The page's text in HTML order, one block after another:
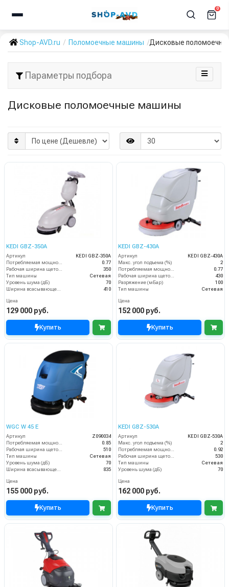
0
Shop-AVD.ru Поломоечные машины Дисковые
Параметры подбора
Дисковые поломоечные машины
KEDI GBZ-350A
Артикул
KEDI GBZ-350A
0.77
350
Тип машины
Сетевая
Уровень шума (дБ)
70
410
Цена
129 000 руб.
Купить
KEDI GBZ-430A
Артикул
KEDI GBZ-430A
Макс. угол подъема (%)
2
0.77
430
Разряжение (мБар)
100
Тип машины
Сетевая
Цена
152 000 руб.
Купить
WGC W 45 E
Артикул
Z090034
Потребляемая мощность (кВт)
0.85
Рабочая ширина щеток (мм)
510
Тип машины
Сетевая
Уровень шума (дБ)
70
Ширина всасывающей балки (мм)
835
Цена
155 000 руб.
Купить
KEDI GBZ-530A
Артикул
KEDI GBZ-530A
Макс. угол подъема (%)
2
Потребляемая мощность (кВт)
0.92
Рабочая ширина щеток (мм)
530
Тип машины
Сетевая
Уровень шума (дБ)
70
Цена
162 000 руб.
Купить